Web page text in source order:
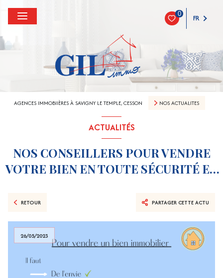
0 FR
AGENCES IMMOBIIÈRES À SAVIGNY LE TEMPLE, CESSON NOS ACTUALITES
ACTUALITÉS
NOS CONSEILLERS POUR VENDRE
VOTRE BIEN EN TOUTE SÉCURITÉ ET
RETOUR PARTAGER CETTE ACTU
26/05/2023